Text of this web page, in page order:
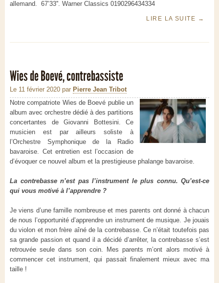
allemand. 67’33''. Warner Classics 0190296434334
LIRE LA SUITE →
Wies de Boevé, contrebassiste
Le 11 février 2020 par Pierre Jean Tribot
Notre compatriote Wies de Boevé publie un
album avec orchestre dédié à des partitions
concertantes de Giovanni Bottesini. Ce
musicien est par ailleurs soliste à
l’Orchestre Symphonique de la Radio
bavaroise. Cet entretien est l’occasion de
d’évoquer ce nouvel album et la prestigieuse phalange bavaroise.
La contrebasse n’est pas l’instrument le plus connu. Qu’est-ce
qui vous motivé à l’apprendre ?
Je viens d’une famille nombreuse et mes parents ont donné à chacun
de nous l’opportunité d’apprendre un instrument de musique. Je jouais
du violon et mon frère aîné de la contrebasse. Ce n’était toutefois pas
sa grande passion et quand il a décidé d’arrêter, la contrebasse s’est
retrouvée seule dans son coin. Mes parents m’ont alors motivé à
commencer cet instrument, qui passait finalement mieux avec ma
taille !